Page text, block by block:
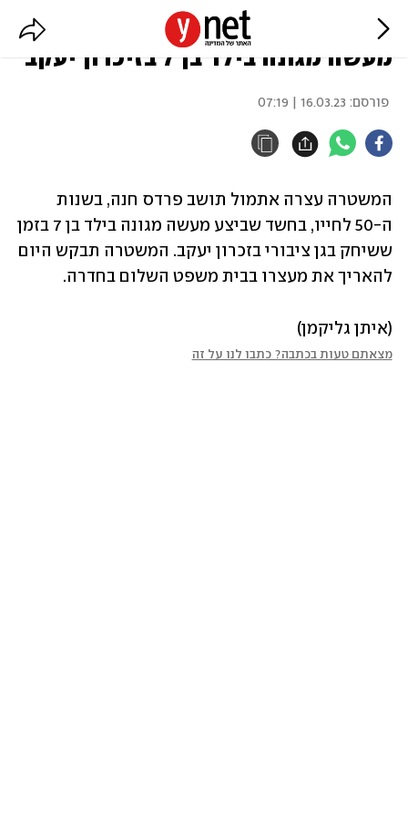
תושב פרדס חנה נעצר בחשד שביצע
מעשה מגונה בילד בן 7 בזיכרון יעקב
פורסם: 16.03.23 | 07:19
להאריך את מעצרו בבית משפט השלום בחדרה.
(איתן גליקמן)
מצאתם טעות בכתבה? כתבו לנו על זה